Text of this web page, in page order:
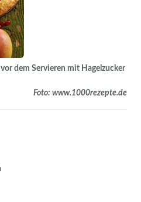
dem Servieren mit Hagelzucker
Foto: www.1000rezepte.de